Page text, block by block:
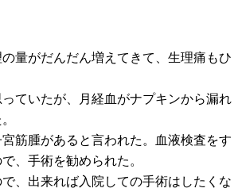
量がだんだん増えてきて、生理痛もひ
ていたが、月経血がナプキンから漏れ
筋腫があると言われた。血液検査をす
、手術を勧められた。
、出来れば入院しての手術はしたくな